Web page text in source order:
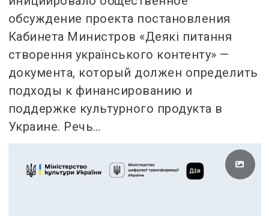
обсуждение проекта постановления
Кабинета Министров «Деякі питання
створення українського контенту» —
документа, который должен определить
подходы к финансированию и
поддержке культурного продукта в
Украине. Речь…